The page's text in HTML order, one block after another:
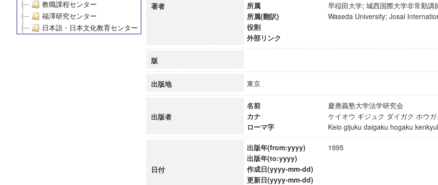
教職課程センター
福澤研究センター
日本語・日本文化教育センター
デジタルメディア・コンテンツ統合研究センター
慶應義塾大学グローバルCOEプログラム市民社会ガバナンス教育研究センター
博士課程教育リーディングプログラム「超成熟社会発展のサイエンス」
著者
所属
早稲田大学; 城西国際大学非常勤
所属(翻訳)
Waseda University; Josai
役割
外部リンク
版
出版地 東京
出版者
名前
慶應義塾大学法学研究会
カナ
ケイオウ ギジュク ダイガク ホウ
ローマ字
Keio gijuku daigaku hogaku
日付
出版年(from:yyyy)
1995
出版年(to:yyyy)
作成日(yyyy-mm-dd)
更新日(yyyy-mm-dd)